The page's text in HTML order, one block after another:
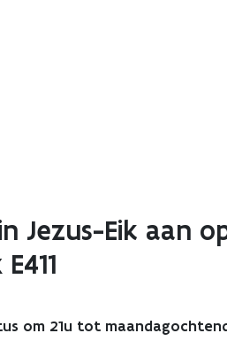
Jezus-Eik aan
om 21u tot